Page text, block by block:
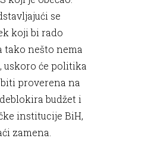
se
koji bi rado
tako nešto nema
uskoro će politika
proverena na
budžet i
institucije BiH,
zamena.